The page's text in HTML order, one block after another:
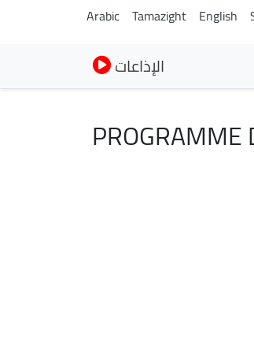
Arabic Tamazight English
الإذاعات
PROGRAMME